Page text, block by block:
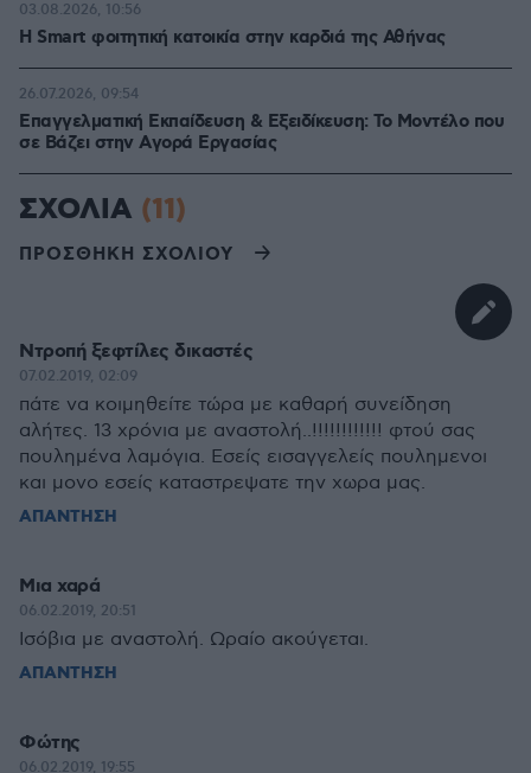
Η Smart φοιτητική κατοικία στην καρδιά της Αθήνας
03.08.2026, 10:56
Επαγγελματική Εκπαίδευση & Εξειδίκευση: Το Mοντέλο που
σε Bάζει στην Aγορά Eργασίας
26.07.2026, 09:54
ΣΧΟΛΙΑ (11)
ΠΡΟΣΘΗΚΗ ΣΧΟΛΙΟΥ
Ντροπή ξεφτίλες δικαστές
07.02.2019, 02:09
πάτε να κοιμηθείτε τώρα με καθαρή συνείδηση
αλήτες. 13 χρόνια με αναστολή..!!!!!!!!!!!! φτού σας
πουλημένα λαμόγια. Εσείς εισαγγελείς πουλημενοι
και μονο εσείς καταστρεψατε την χωρα μας.
ΑΠΑΝΤΗΣΗ
Μια χαρά
06.02.2019, 20:51
Ισόβια με αναστολή. Ωραίο ακούγεται.
ΑΠΑΝΤΗΣΗ
Φώτης
06.02.2019, 19:55